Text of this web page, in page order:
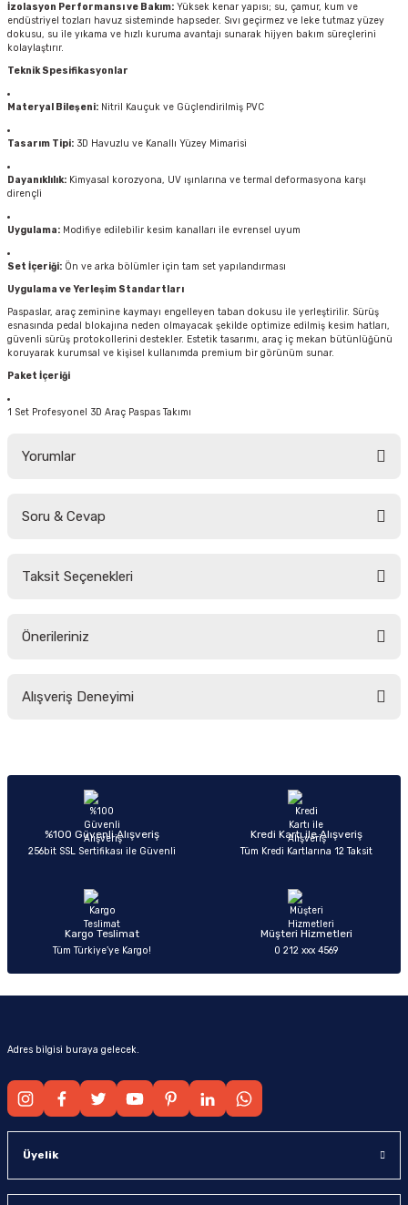
İzolasyon Performansı ve Bakım: Yüksek kenar yapısı; su, çamur, kum ve
endüstriyel tozları havuz sisteminde hapseder. Sıvı geçirmez ve leke tutmaz yüzey
dokusu, su ile yıkama ve hızlı kuruma avantajı sunarak hijyen bakım süreçlerini
kolaylaştırır.
Teknik Spesifikasyonlar
Materyal Bileşeni: Nitril Kauçuk ve Güçlendirilmiş PVC
Tasarım Tipi: 3D Havuzlu ve Kanallı Yüzey Mimarisi
Dayanıklılık: Kimyasal korozyona, UV ışınlarına ve termal deformasyona karşı
dirençli
Uygulama: Modifiye edilebilir kesim kanalları ile evrensel uyum
Set İçeriği: Ön ve arka bölümler için tam set yapılandırması
Uygulama ve Yerleşim Standartları
Paspaslar, araç zeminine kaymayı engelleyen taban dokusu ile yerleştirilir. Sürüş
esnasında pedal blokajına neden olmayacak şekilde optimize edilmiş kesim hatları,
güvenli sürüş protokollerini destekler. Estetik tasarımı, araç iç mekan bütünlüğünü
koruyarak kurumsal ve kişisel kullanımda premium bir görünüm sunar.
Paket İçeriği
1 Set Profesyonel 3D Araç Paspas Takımı
Yorumlar
Soru & Cevap
Taksit Seçenekleri
Önerileriniz
yetersiz gördüğünüz noktaları öneri formunu kullanarak tarafımıza
Ürün açıklamasında eksik bilgiler bulunuyor.
Ürün bilgilerinde hatalar bulunuyor.
Ürün fiyatı diğer sitelerden daha pahalı.
Alışveriş Deneyimi
Sitemize ilk yorumu siz yapın!
%100 Güvenli Alışveriş
256bit SSL Sertifikası ile Güvenli
Kredi Kartı ile Alışveriş
Tüm Kredi Kartlarına 12 Taksit
Kargo Teslimat
Tüm Türkiye’ye Kargo!
Müşteri Hizmetleri
0 212 xxx 4569
Adres bilgisi buraya gelecek.
Üyelik